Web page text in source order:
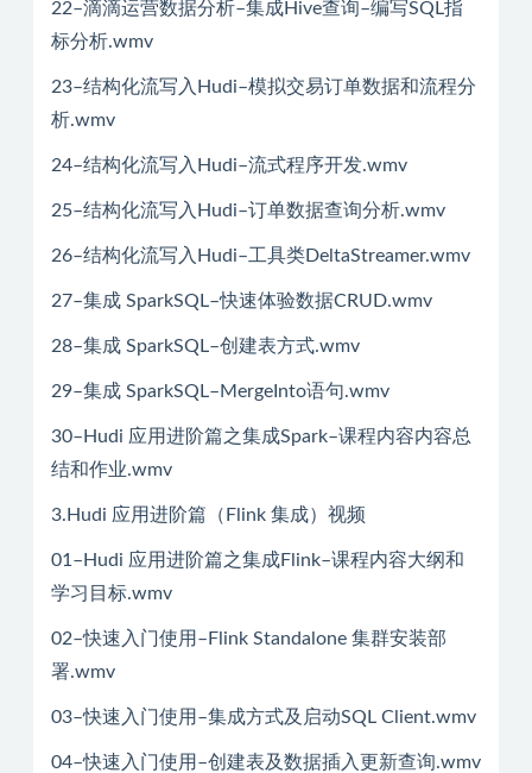
22–滴滴运营数据分析–集成Hive查询–编写SQL指
标分析.wmv
23–结构化流写入Hudi–模拟交易订单数据和流程分
析.wmv
24–结构化流写入Hudi–流式程序开发.wmv
25–结构化流写入Hudi–订单数据查询分析.wmv
26–结构化流写入Hudi–工具类DeltaStreamer.wmv
27–集成 SparkSQL–快速体验数据CRUD.wmv
28–集成 SparkSQL–创建表方式.wmv
29–集成 SparkSQL–MergeInto语句.wmv
30–Hudi 应用进阶篇之集成Spark–课程内容内容总
结和作业.wmv
3.Hudi 应用进阶篇（Flink 集成）视频
01–Hudi 应用进阶篇之集成Flink–课程内容大纲和
学习目标.wmv
02–快速入门使用–Flink Standalone 集群安装部
署.wmv
03–快速入门使用–集成方式及启动SQL Client.wmv
04–快速入门使用–创建表及数据插入更新查询.wmv